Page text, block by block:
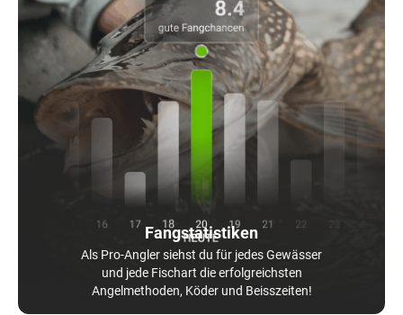
Fangstatistiken
Als Pro-Angler siehst du für jedes Gewässer
und jede Fischart die erfolgreichsten
Angelmethoden, Köder und Beisszeiten!